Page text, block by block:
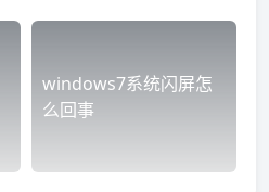
windows7系统闪屏怎
么回事